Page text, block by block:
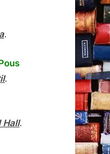
.
.
Hall.